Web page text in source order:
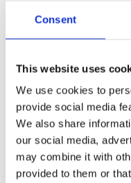
Consent
This website uses
We use cookies to
provide social media
We also share
our social media,
may combine it with
provided to them or
扭矩 S1/S6 (40%)
[Kw]
额定电压 [V]